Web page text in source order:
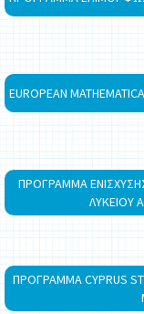
EUROPEAN
ΠΡΟΓΡΑΜΜΑ
ΛΥΚΕΙΟΥ
ΠΡΟΓΡΑΜΜΑ CYPRUS